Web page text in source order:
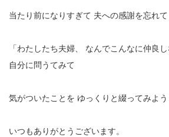
当たり前になりすぎて 夫への感謝を忘れ
「わたしたち夫婦、 なんでこんなに仲良
自分に問うてみて
気がついたことを ゆっくりと綴ってみよう
いつもありがとうございます。